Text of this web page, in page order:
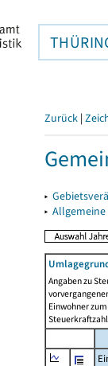
Zurück |
▸
▸
Angaben zu
Einwohner